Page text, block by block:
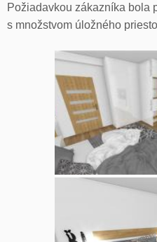
Požiadavkou zákazníka bola
s množstvom úložného